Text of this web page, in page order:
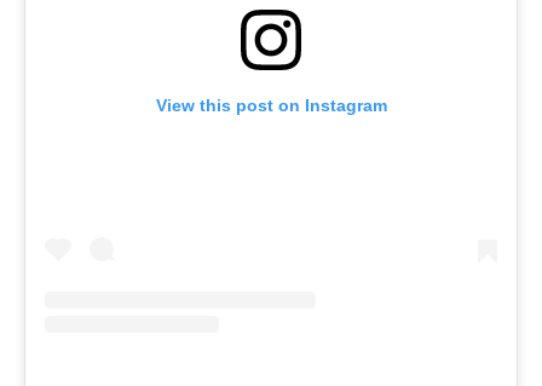
View this post on Instagram